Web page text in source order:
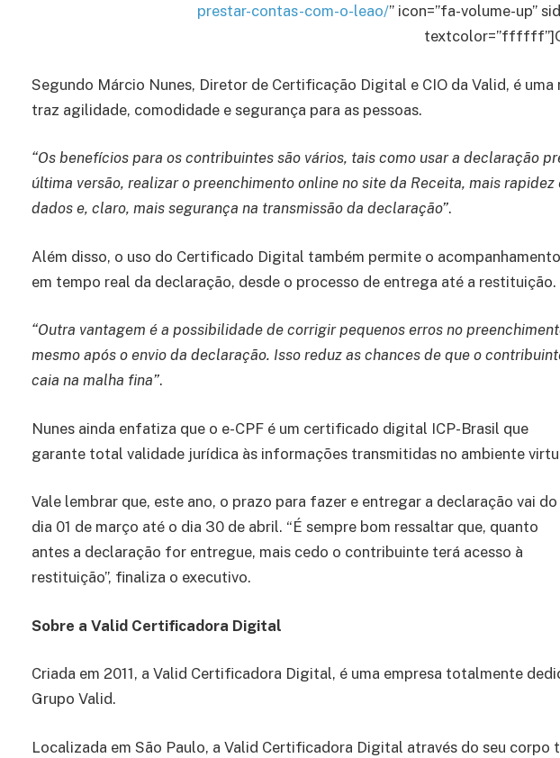
prestar-contas-com-o-leao/” icon=”fa-volume-up”
Segundo Márcio Nunes, Diretor de Certificação Digital e CIO da Valid, é uma
traz agilidade, comodidade e segurança para as pessoas.
“Os benefícios para os contribuintes são vários, tais como usar a declaração
última versão, realizar o preenchimento online no site da Receita, mais
dados e, claro, mais segurança na transmissão da declaração”.
Além disso, o uso do Certificado Digital também permite o acompanhamento
em tempo real da declaração, desde o processo de entrega até a restituição.
“Outra vantagem é a possibilidade de corrigir pequenos erros no
mesmo após o envio da declaração. Isso reduz as chances de que o
caia na malha fina”.
Nunes ainda enfatiza que o e-CPF é um certificado digital ICP-Brasil que
garante total validade jurídica às informações transmitidas no ambiente
Vale lembrar que, este ano, o prazo para fazer e entregar a declaração vai do
dia 01 de março até o dia 30 de abril. “É sempre bom ressaltar que, quanto
antes a declaração for entregue, mais cedo o contribuinte terá acesso à
restituição”, finaliza o executivo.
Sobre a Valid Certificadora Digital
Criada em 2011, a Valid Certificadora Digital, é uma empresa totalmente
Grupo Valid.
Localizada em São Paulo, a Valid Certificadora Digital através do seu corpo